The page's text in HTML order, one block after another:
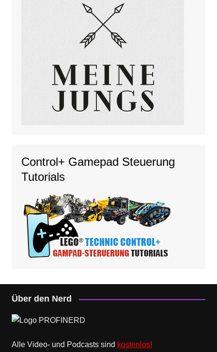
Control+ Gamepad Steuerung
Tutorials
Über den Nerd
Alle Video- und Podcasts sind kostenlos!